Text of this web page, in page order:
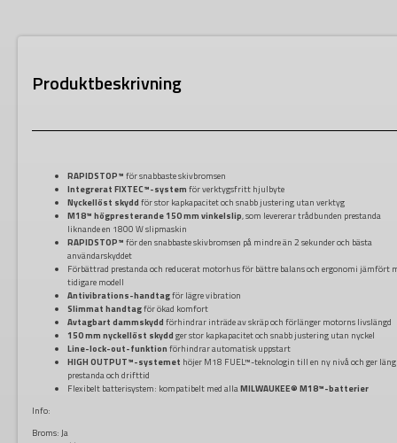
Produktbeskrivning
RAPIDSTOP™ för snabbaste skivbromsen
Integrerat FIXTEC™-system för verktygsfritt hjulbyte
Nyckellöst skydd för stor kapkapacitet och snabb justering utan verktyg
M18™ högpresterande 150 mm vinkelslip, som levererar trådbunden prestanda
liknande en 1800 W slipmaskin
RAPIDSTOP™ för den snabbaste skivbromsen på mindre än 2 sekunder och bästa
användarskyddet
Förbättrad prestanda och reducerat motorhus för bättre balans och ergonomi jämfört
tidigare modell
Antivibrations-handtagför lägre vibration
Slimmat handtagför ökad komfort
Avtagbart dammskydd förhindrar inträde av skräp och förlänger motorns livslängd
150 mm nyckellöst skydd ger stor kapkapacitet och snabb justering utan nyckel
Line-lock-out-funktion förhindrar automatisk uppstart
HIGH OUTPUT™-systemet höjer M18 FUEL™-teknologin till en ny nivå och ger
prestanda och drifttid
Flexibelt batterisystem: kompatibelt med allaMILWAUKEE® M18™-batterier
Info:
Broms: Ja